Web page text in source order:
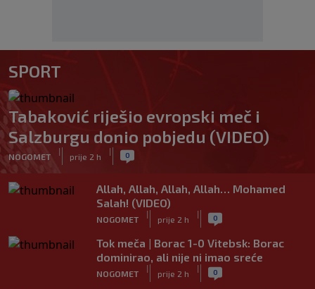
SPORT
Tabaković riješio evropski meč i
Salzburgu donio pobjedu (VIDEO)
NOGOMET
|
prije 2 h
| 0
Allah, Allah, Allah, Allah… Mohamed
Salah! (VIDEO)
NOGOMET
|
prije 2 h
| 0
Tok meča | Borac 1-0 Vitebsk: Borac
dominirao, ali nije ni imao sreće
NOGOMET
|
prije 2 h
| 0